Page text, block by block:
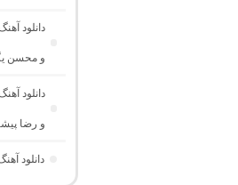
و محسن
دانلود
و رضا
دانلود